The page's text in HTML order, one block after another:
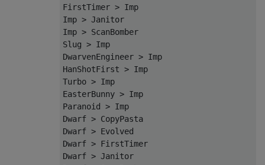
FirstTimer > Imp
Imp > Janitor
Imp > ScanBomber
Slug > Imp
DwarvenEngineer > Imp
HanShotFirst > Imp
Turbo > Imp
EasterBunny > Imp
Paranoid > Imp
Dwarf > CopyPasta
Dwarf > Evolved
Dwarf > FirstTimer
Dwarf > Janitor